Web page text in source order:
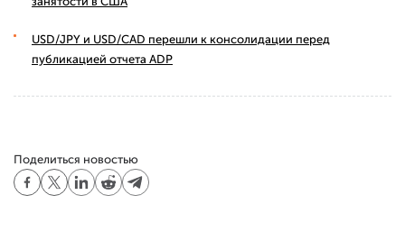
USD/JPY и USD/CAD перешли к консолидации перед
публикацией отчета ADP
Поделиться новостью